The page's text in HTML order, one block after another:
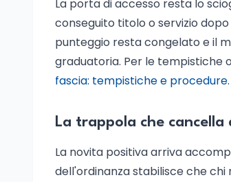
La porta di accesso resta lo
conseguito titolo o servizio
punteggio resta congelato e il
graduatoria. Per le tempistiche
fascia: tempistiche e procedure.
La trappola che
La novita positiva arriva
dell'ordinanza stabilisce che chi